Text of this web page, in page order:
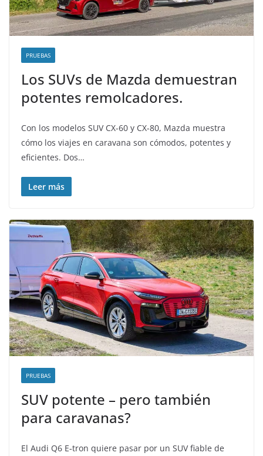
PRUEBAS
Los SUVs de Mazda demuestran
potentes remolcadores.
Con los modelos SUV CX-60 y CX-80, Mazda muestra
cómo los viajes en caravana son cómodos, potentes y
eficientes. Dos…
Leer más
PRUEBAS
SUV potente – pero también
para caravanas?
El Audi Q6 E‐tron quiere pasar por un SUV fiable de